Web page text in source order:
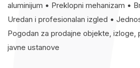
aluminijum • Preklopni mehanizam •
Uredan i profesionalan izgled •
Pogodan za prodajne objekte, izloge,
javne ustanove